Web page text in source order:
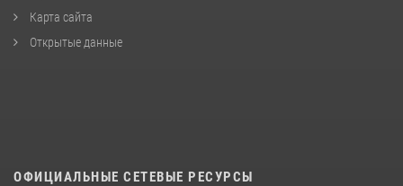
Карта сайта
Открытые данные
ОФИЦИАЛЬНЫЕ СЕТЕВЫЕ РЕСУРСЫ